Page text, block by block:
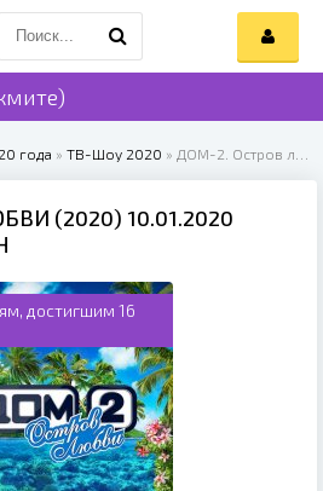
года » ТВ-Шоу 2020 » ДОМ-2. Остров любви (2020)
(2020) 10.01.2020
достигшим 16